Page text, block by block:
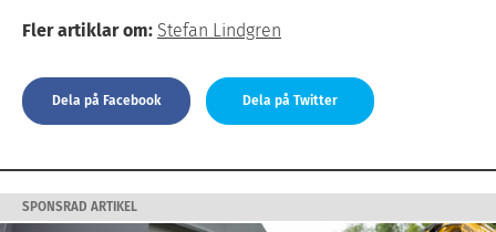
Fler artiklar om: Stefan Lindgren
Dela på Facebook Dela på Twitter
SPONSRAD ARTIKEL